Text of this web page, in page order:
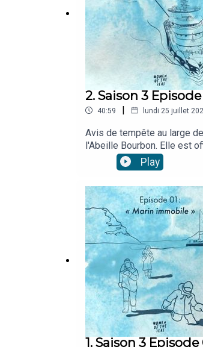
2. Saison 3
40:59 | lundi 25 juillet
Avis de tempête au large
l'Abeille Bourbon. Elle est
paysages de Ouessant
Goret Yann Tiersen
Play
1. Saison 3